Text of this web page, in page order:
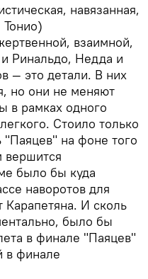
навязанная,
взаимной,
Ринальдо, Недда и
— это детали. В них
но они не меняют
в рамках одного
Стоило только
"Паяцев" на фоне того
вершится
было бы куда
наворотов для
Карапетяна. И сколь
было бы
в финале "Паяцев"
в финале